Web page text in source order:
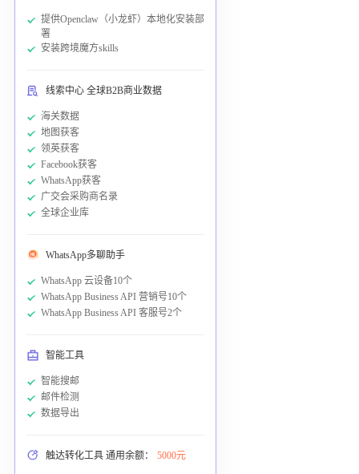
提供Openclaw（小龙虾）本地化安装部
署
安装跨境魔方skills
线索中心 全球B2B商业数据
海关数据
地图获客
领英获客
Facebook获客
WhatsApp获客
广交会采购商名录
全球企业库
WhatsApp多聊助手
WhatsApp 云设备10个
WhatsApp Business API 营销号10个
WhatsApp Business API 客服号2个
智能工具
智能搜邮
邮件检测
数据导出
触达转化工具 通用余额： 5000元